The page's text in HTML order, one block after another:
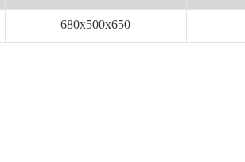
680x500x650